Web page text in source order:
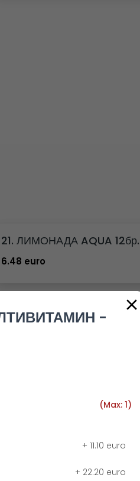
6.48 euro
-
(Max: 1)
+11.10 euro
+ 22.20 euro